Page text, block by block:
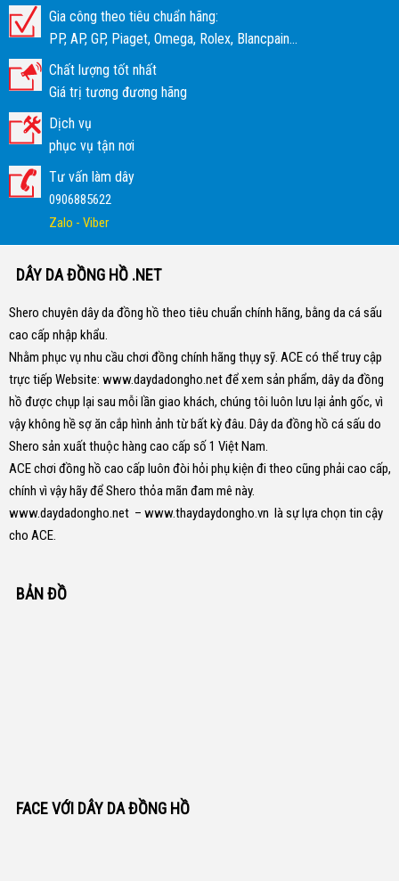
Gia công theo tiêu chuẩn hãng:
PP, AP, GP, Piaget, Omega, Rolex, Blancpain...
Chất lượng tốt nhất
Giá trị tương đương hãng
Dịch vụ
phục vụ tận nơi
Tư vấn làm dây
0906885622
Zalo - Viber
DÂY DA ĐỒNG HỒ .NET
Shero chuyên dây da đồng hồ theo tiêu chuẩn chính hãng, bằng da cá sấu
cao cấp nhập khẩu.
Nhằm phục vụ nhu cầu chơi đồng chính hãng thụy sỹ. ACE có thể truy cập
trực tiếp Website: www.daydadongho.netđể xem sản phẩm, dây da đồng
hồ được chụp lại sau mỗi lần giao khách, chúng tôi luôn lưu lại ảnh gốc, vì
vậy không hề sợ ăn cắp hình ảnh từ bất kỳ đâu. Dây da đồng hồ cá sấu do
Shero sản xuất thuộc hàng cao cấp số 1 Việt Nam.
ACE chơi đồng hồ cao cấp luôn đòi hỏi phụ kiện đi theo cũng phải cao cấp,
chính vì vậy hãy để Shero thỏa mãn đam mê này.
www.daydadongho.net – www.thaydaydongho.vn là sự lựa chọn tin cậy
cho ACE.
BẢN ĐỒ
FACE VỚI DÂY DA ĐỒNG HỒ